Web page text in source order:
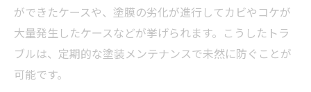
ができたケースや、塗膜の劣化が進行してカビやコケが
大量発生したケースなどが挙げられます。こうしたトラ
ブルは、定期的な塗装メンテナンスで未然に防ぐことが
可能です。